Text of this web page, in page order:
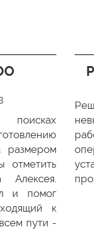
размером
отметить
Алексея.
и помог
к
пути -